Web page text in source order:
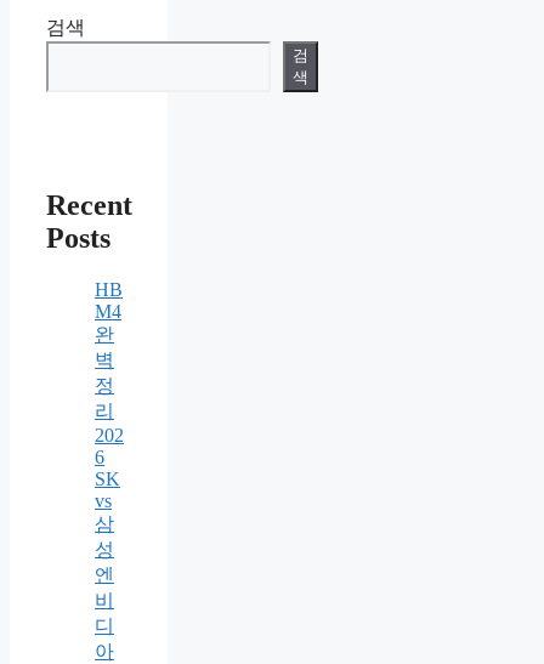
검색
검
색
Recent
Posts
HB
M4
완
벽
정
리
202
6
SK
vs
삼
성
엔
비
디
아